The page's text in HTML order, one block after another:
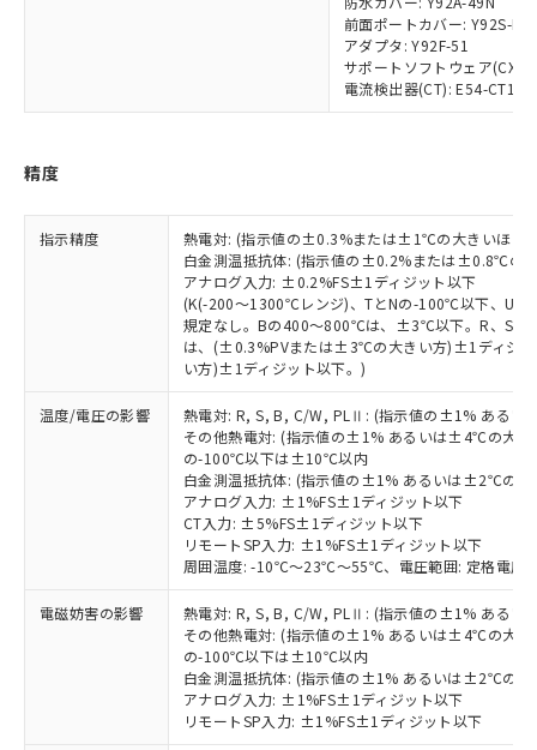
前面ポートカバー: Y92S-P7
アダプタ: Y92F-51
サポートソフトウェア(CX-
電流検出器(CT): E54-CT1/
精度
指示精度
熱電対: (指示値の±0.3%または±1℃の大きいほう
白金測温抵抗体: (指示値の±0.2%または±0.8℃の
アナログ入力: ±0.2%FS±1ディジット以下
(K(-200～1300℃レンジ)、TとNの-100℃以下、U
規定なし。Bの400～800℃は、±3℃以下。R、S
は、(±0.3%PVまたは±3℃の大きい方)±1ディジ
い方)±1ディジット以下。)
温度/電圧の影響
熱電対: R, S, B, C/W, PLⅡ: (指示値の±1% ある
その他熱電対: (指示値の±1% あるいは±4℃の大き
の-100℃以下は±10℃以内
白金測温抵抗体: (指示値の±1% あるいは±2℃の大
アナログ入力: ±1%FS±1ディジット以下
CT入力: ±5%FS±1ディジット以下
リモートSP入力: ±1%FS±1ディジット以下
周囲温度: -10℃～23℃～55℃、電圧範囲: 定格電圧
電磁妨害の影響
熱電対: R, S, B, C/W, PLⅡ: (指示値の±1% ある
その他熱電対: (指示値の±1% あるいは±4℃の大き
の-100℃以下は±10℃以内
白金測温抵抗体: (指示値の±1% あるいは±2℃の大
アナログ入力: ±1%FS±1ディジット以下
リモートSP入力: ±1%FS±1ディジット以下
お客様が当ウェブサイト上で当社にご
登録された部品リストについて、当社
および当社の共同利用者が、当社の製
の共同利用に関して"
の「1.共同利
用者の範囲」に記載されている法人を
指します。
※3 非含有証明書ダウンロード
下記の非含有証明書をダウンロードするこ
51物質の非含有証明書（当社基準）
※本証明書は発行日時点で非含有を証明す
るもので、過去に遡って非含有を証明する
ものではありません。
また、RoHS指令のフタル酸エステル類４
物質の対応では、対応完了までの期間は出
荷製品に未対応品が混在することから備考
欄に対応日を記載しておりました。
既に当社にて対応品への在庫切替を完了
していることから、特段のことがない限
り、2022年1月12日より割愛しておりま
「－」：未確認です。当社販売部門へお問